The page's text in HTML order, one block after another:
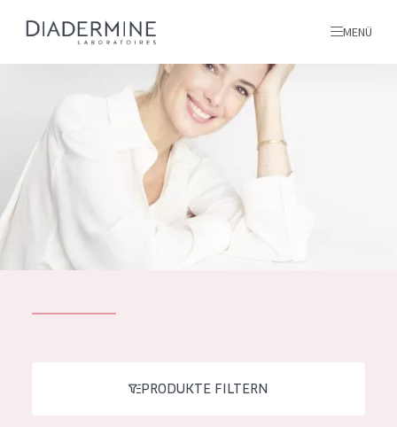
ALLE PRODUKTE
MENÜ
Über uns
Inspiration
PRODUKTE FILTERN